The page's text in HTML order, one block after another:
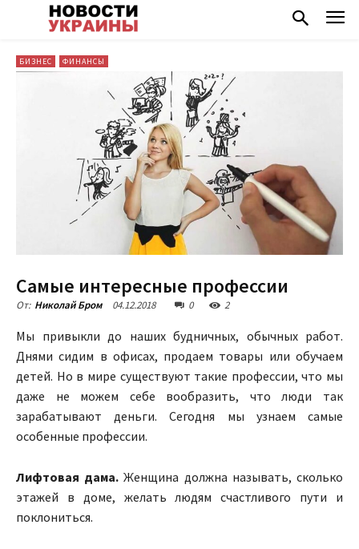
БИЗНЕС ФИНАНСЫ
Самые интересные профессии
От: Николай Бром 04.12.2018 0 2
Мы привыкли до наших будничных, обычных работ.
Днями сидим в офисах, продаем товары или обучаем
детей. Но в мире существуют такие профессии, что мы
даже не можем себе вообразить, что люди так
зарабатывают деньги. Сегодня мы узнаем самые
особенные профессии.
Лифтовая дама. Женщина должна называть, сколько
этажей в доме, желать людям счастливого пути и
поклониться.